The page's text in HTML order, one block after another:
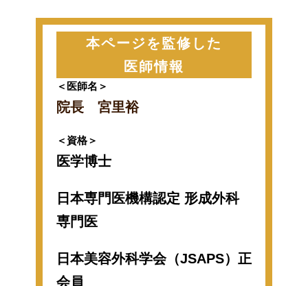
本ページを監修した
医師情報
＜医師名＞
院長 宮里裕
＜資格＞
医学博士
日本専門医機構認定 形成外科
専門医
日本美容外科学会（JSAPS）正
会員